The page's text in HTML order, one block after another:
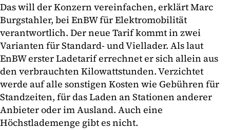
Das will der Konzern vereinfachen, erklärt Marc
Burgstahler, bei EnBW für Elektromobilität
verantwortlich. Der neue Tarif kommt in zwei
Varianten für Standard- und Viellader. Als laut
EnBW erster Ladetarif errechnet er sich allein aus
den verbrauchten Kilowattstunden. Verzichtet
werde auf alle sonstigen Kosten wie Gebühren für
Standzeiten, für das Laden an Stationen anderer
Anbieter oder im Ausland. Auch eine
Höchstlademenge gibt es nicht.